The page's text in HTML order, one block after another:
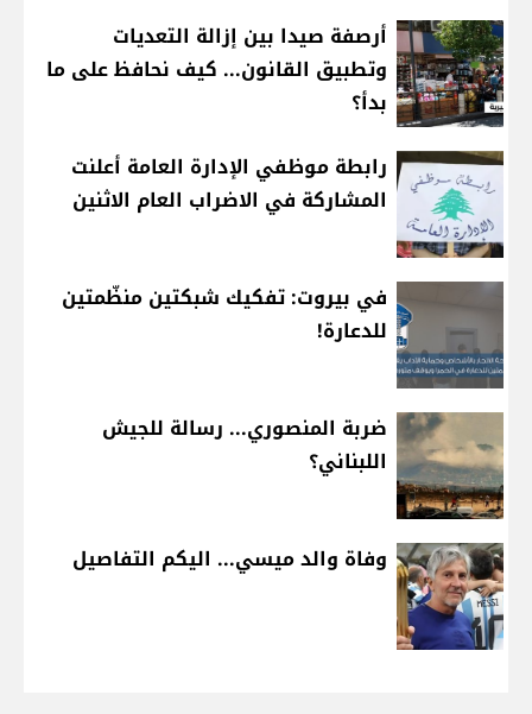
أرصفة صيدا بين إزالة التعديات
وتطبيق القانون... كيف نحافظ على ما
بدأ؟
رابطة موظفي الإدارة العامة أعلنت
المشاركة في الاضراب العام الاثنين
في بيروت: تفكيك شبكتين منظّمتين
للدعارة!
ضربة المنصوري... رسالة للجيش
اللبناني؟
وفاة والد ميسي... اليكم التفاصيل